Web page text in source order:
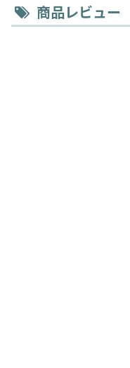
商品レビュー